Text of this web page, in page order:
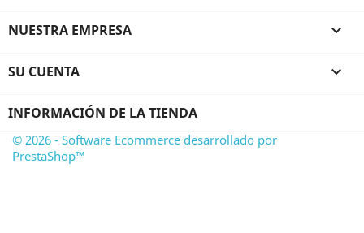
NUESTRA EMPRESA 
SU CUENTA 
INFORMACIÓN DE LA TIENDA
© 2026 - Software Ecommerce desarrollado por
PrestaShop™